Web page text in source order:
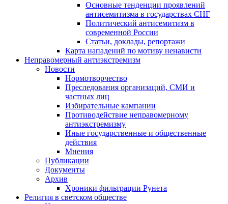
Основные тенденции проявлений
антисемитизма в государствах СНГ
Политический антисемитизм в
современной России
Статьи, доклады, репортажи
Карта нападений по мотиву ненависти
Неправомерный антиэкстремизм
Новости
Нормотворчество
Преследования организаций, СМИ и
частных лиц
Избирательные кампании
Противодействие неправомерному
антиэкстремизму
Иные государственные и общественные
действия
Мнения
Публикации
Документы
Архив
Хроники фильтрации Рунета
Религия в светском обществе